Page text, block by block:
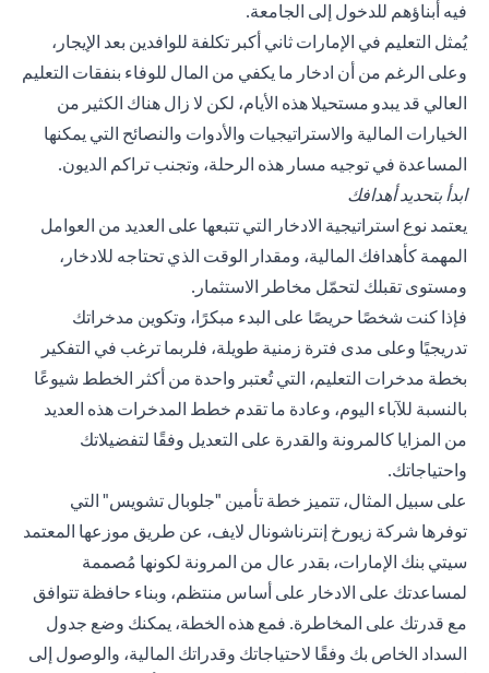
فيه أبناؤهم للدخول إلى الجامعة.
يُمثل التعليم في الإمارات ثاني أكبر تكلفة للوافدين بعد الإيجار،
وعلى الرغم من أن ادخار ما يكفي من المال للوفاء بنفقات التعليم
العالي قد يبدو مستحيلا هذه الأيام، لكن لا زال هناك الكثير من
الخيارات المالية والاستراتيجيات والأدوات والنصائح التي يمكنها
المساعدة في توجيه مسار هذه الرحلة، وتجنب تراكم الديون.
ابدأ بتحديد أهدافك
يعتمد نوع استراتيجية الادخار التي تتبعها على العديد من العوامل
المهمة كأهدافك المالية، ومقدار الوقت الذي تحتاجه للادخار،
ومستوى تقبلك لتحمّل مخاطر الاستثمار.
فإذا كنت شخصًا حريصًا على البدء مبكرًا، وتكوين مدخراتك
تدريجيًا وعلى مدى فترة زمنية طويلة، فلربما ترغب في التفكير
بخطة مدخرات التعليم، التي تُعتبر واحدة من أكثر الخطط شيوعًا
بالنسبة للآباء اليوم، وعادة ما تقدم خطط المدخرات هذه العديد
من المزايا كالمرونة والقدرة على التعديل وفقًا لتفضيلاتك
واحتياجاتك.
على سبيل المثال، تتميز خطة تأمين "جلوبال تشويس" التي
توفرها شركة زيورخ إنترناشونال لايف، عن طريق موزعها المعتمد
سيتي بنك الإمارات، بقدر عال من المرونة لكونها مُصممة
لمساعدتك على الادخار على أساس منتظم، وبناء حافظة تتوافق
مع قدرتك على المخاطرة. فمع هذه الخطة، يمكنك وضع جدول
السداد الخاص بك وفقًا لاحتياجاتك وقدراتك المالية، والوصول إلى